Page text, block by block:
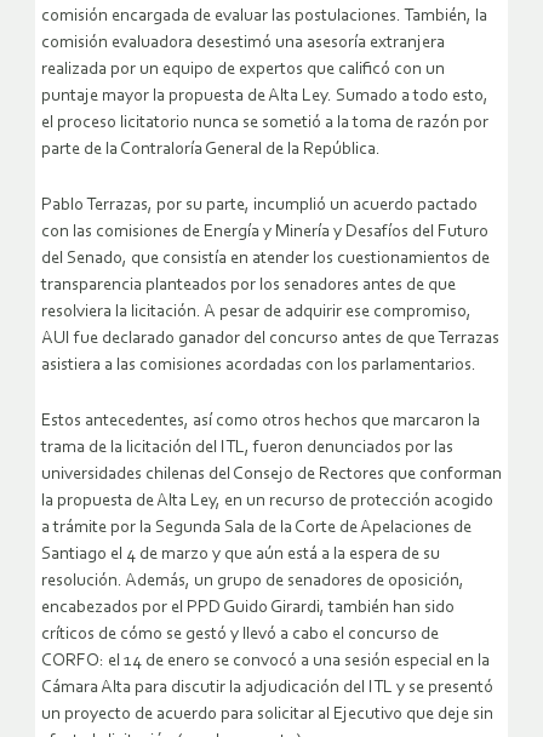
comisión encargada de evaluar las postulaciones. También, la
comisión evaluadora desestimó una asesoría extranjera
realizada por un equipo de expertos que calificó con un
puntaje mayor la propuesta de Alta Ley. Sumado a todo esto,
el proceso licitatorio nunca se sometió a la toma de razón por
parte de la Contraloría General de la República.
Pablo Terrazas, por su parte, incumplió un acuerdo pactado
con las comisiones de Energía y Minería y Desafíos del Futuro
del Senado, que consistía en atender los cuestionamientos de
transparencia planteados por los senadores antes de que
resolviera la licitación. A pesar de adquirir ese compromiso,
AUI fue declarado ganador del concurso antes de que Terrazas
asistiera a las comisiones acordadas con los parlamentarios.
Estos antecedentes, así como otros hechos que marcaron la
trama de la licitación del ITL, fueron denunciados por las
universidades chilenas del Consejo de Rectores que conforman
la propuesta de Alta Ley, en un recurso de protección acogido
a trámite por la Segunda Sala de la Corte de Apelaciones de
Santiago el 4 de marzo y que aún está a la espera de su
resolución. Además, un grupo de senadores de oposición,
encabezados por el PPD Guido Girardi, también han sido
críticos de cómo se gestó y llevó a cabo el concurso de
CORFO: el 14 de enero se convocó a una sesión especial en la
Cámara Alta para discutir la adjudicación del ITL y se presentó
un proyecto de acuerdo para solicitar al Ejecutivo que deje sin